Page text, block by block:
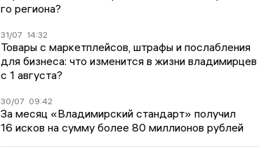
го региона?
31/07 14:32
Товары с маркетплейсов, штрафы и послабления
для бизнеса: что изменится в жизни владимирцев
с 1 августа?
30/07 09:42
За месяц «Владимирский стандарт» получил
16 исков на сумму более 80 миллионов рублей